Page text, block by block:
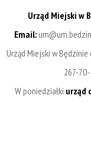
Urząd Miejski w
Email:
Urząd Miejski w
267-
W poniedziałki urząd